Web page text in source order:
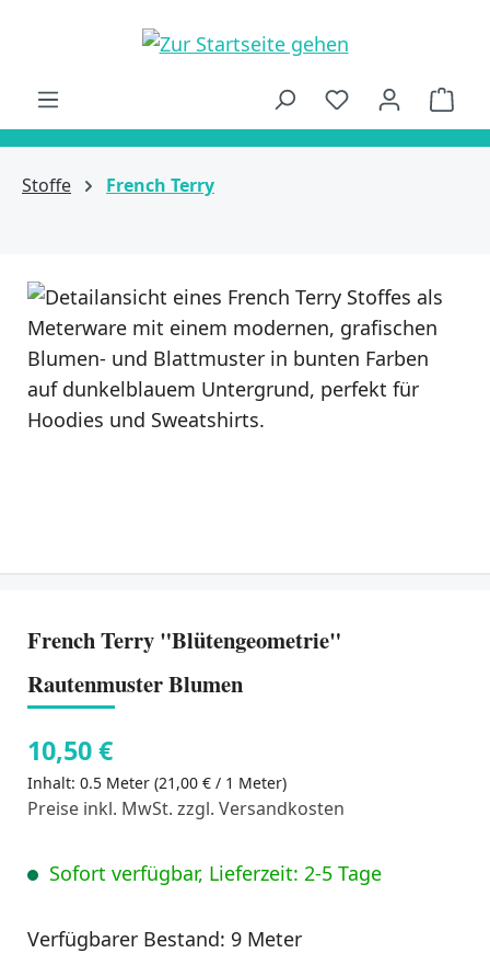
Stoffe French Terry
Bildergalerie überspringen
French Terry "Blütengeometrie"
Rautenmuster Blumen
10,50 €
Inhalt: 0.5 Meter (21,00 € / 1 Meter)
Preise inkl. MwSt. zzgl. Versandkosten
Sofort verfügbar, Lieferzeit: 2-5 Tage
Verfügbarer Bestand: 9 Meter